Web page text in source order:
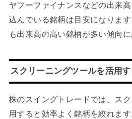
ヤフーファイナンスなどの出来
込んでいる銘柄は目安になりま
も出来高の高い銘柄が多い傾向に
スクリーニングツールを活用
株のスイングトレードでは、ス
用すると効率よく銘柄を絞れます